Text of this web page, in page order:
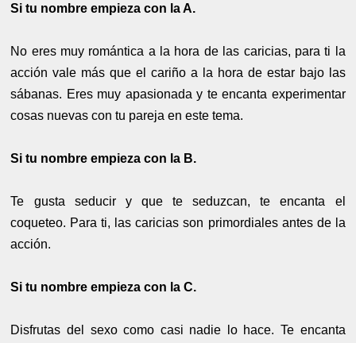
Si tu nombre empieza con la A.
No eres muy romántica a la hora de las caricias, para ti la
acción vale más que el cariño a la hora de estar bajo las
sábanas. Eres muy apasionada y te encanta experimentar
cosas nuevas con tu pareja en este tema.
Si tu nombre empieza con la B.
Te gusta seducir y que te seduzcan, te encanta el
coqueteo. Para ti, las caricias son primordiales antes de la
acción.
Si tu nombre empieza con la C.
Disfrutas del sexo como casi nadie lo hace. Te encanta